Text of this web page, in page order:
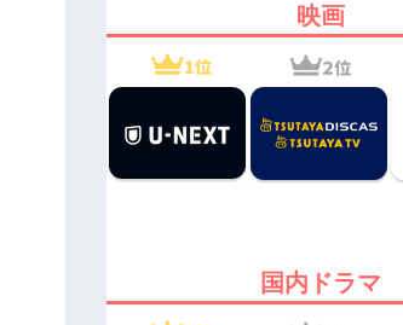
映画
国内ドラマ